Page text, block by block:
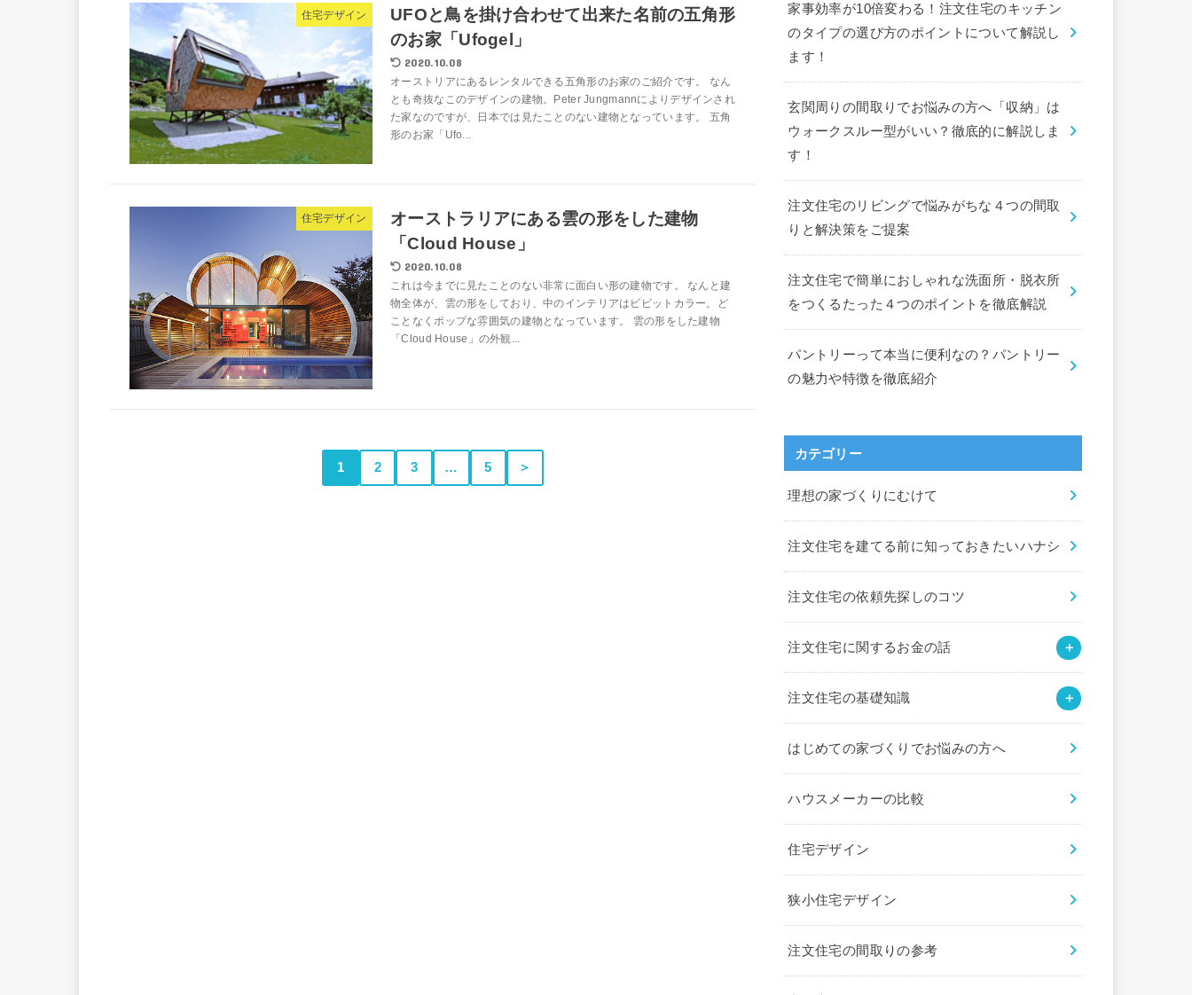
住宅デザイン
UFOと鳥を掛け合わせて出来た名前の五角形
のお家「Ufogel」
2020.10.08
オーストリアにあるレンタルできる五角形のお家のご紹介です。 なん
とも奇抜なこのデザインの建物。Peter Jungmannによりデザインされ
た家なのですが、日本では見たことのない建物となっています。 五角
形のお家「Ufo...
住宅デザイン
オーストラリアにある雲の形をした建物
「Cloud House」
2020.10.08
これは今までに見たことのない非常に面白い形の建物です。 なんと建
物全体が、雲の形をしており、中のインテリアはビビットカラー。ど
ことなくポップな雰囲気の建物となっています。 雲の形をした建物
「Cloud House」の外観...
1 2 3 … 5 ＞
家事効率が10倍変わる！注文住宅のキッチン
のタイプの選び方のポイントについて解説し
ます！
玄関周りの間取りでお悩みの方へ「収納」は
ウォークスルー型がいい？徹底的に解説しま
す！
注文住宅のリビングで悩みがちな４つの間取
りと解決策をご提案
注文住宅で簡単におしゃれな洗面所・脱衣所
をつくるたった４つのポイントを徹底解説
パントリーって本当に便利なの？パントリー
の魅力や特徴を徹底紹介
カテゴリー
理想の家づくりにむけて
注文住宅を建てる前に知っておきたいハナシ
注文住宅の依頼先探しのコツ
注文住宅に関するお金の話
注文住宅の基礎知識
はじめての家づくりでお悩みの方へ
ハウスメーカーの比較
住宅デザイン
狭小住宅デザイン
注文住宅の間取りの参考